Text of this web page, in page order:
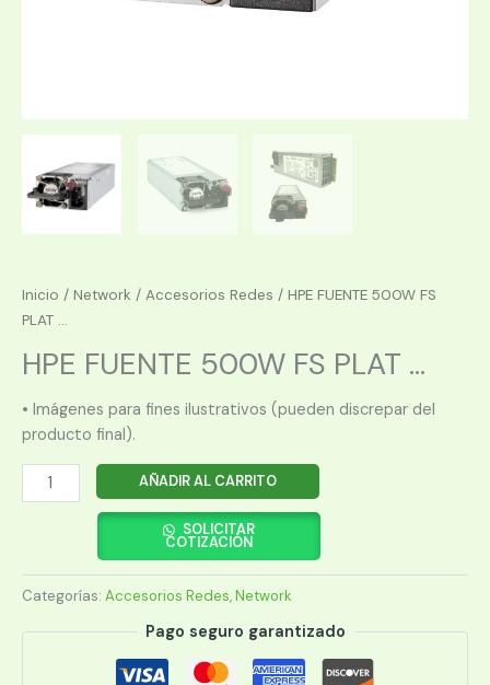
Inicio / Network / Accesorios Redes / HPE FUENTE 500W FS
PLAT ...
HPE FUENTE 500W FS PLAT ...
• Imágenes para fines ilustrativos (pueden discrepar del
producto final).
HPE
FUENTE
PLAT
HT
AÑADIR AL CARRITO
SOLICITAR
COTIZACIÓN
Categorías: Accesorios Redes,Network
Pago seguro garantizado